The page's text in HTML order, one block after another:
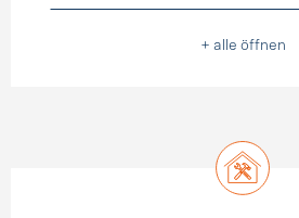
+ alle öffnen